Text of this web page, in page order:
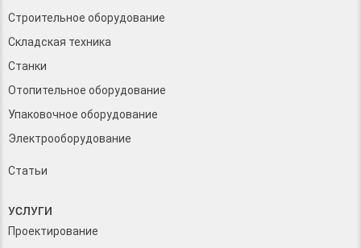
Строительное оборудование
Складская техника
Станки
Отопительное оборудование
Упаковочное оборудование
Электрооборудование
Статьи
УСЛУГИ
Проектирование